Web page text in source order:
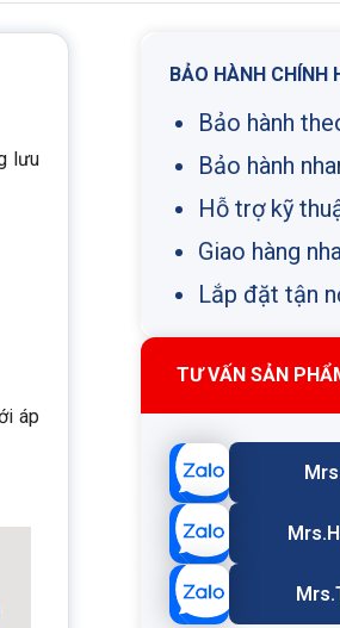
lưu
áp
BẢO HÀNH CHÍNH
Bảo hành
Bảo hành
Hỗ trợ kỹ
Giao hàng
Lắp đặt tận
TƯ VẤN SẢN